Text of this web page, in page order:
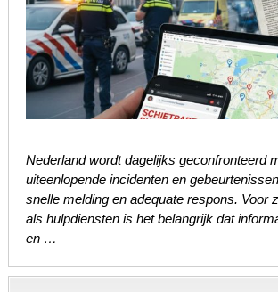
Nederland wordt dagelijks geconfronteerd
uiteenlopende incidenten en
snelle melding en adequate respons. Voor
als hulpdiensten is het belangrijk dat
en …